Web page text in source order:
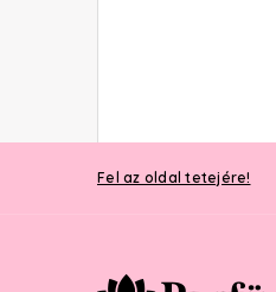
Fel az oldal tetejére!